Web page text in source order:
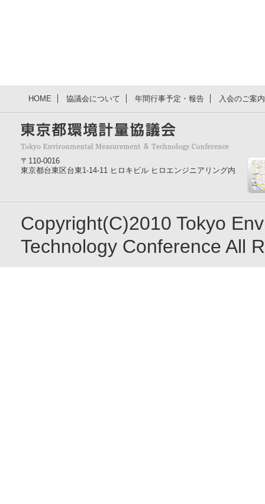
HOME 協議会について 年間行事予定・報告 入会のご案
〒110-0016
東京都台東区台東1-14-11 ヒロキビル ヒロエンジニアリング内
Copyright(C)2010 Tokyo
Technology Conference All